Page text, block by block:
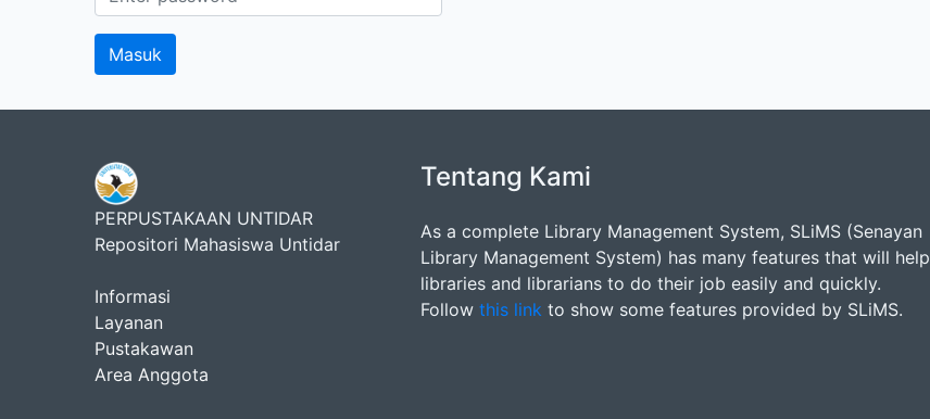
PERPUSTAKAAN UNTIDAR
Repositori Mahasiswa Untidar
Informasi
Layanan
Pustakawan
Area Anggota
Tentang Kami
As a complete Library Management System, SLiMS (Senayan
Library Management System) has many features that will help
libraries and librarians to do their job easily and quickly.
Follow this link to show some features provided by SLiMS.